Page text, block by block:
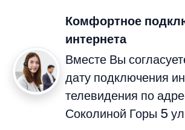
Комфортное
интернета
Вместе Вы
дату подключения
телевидения по
Соколиной Горы 5